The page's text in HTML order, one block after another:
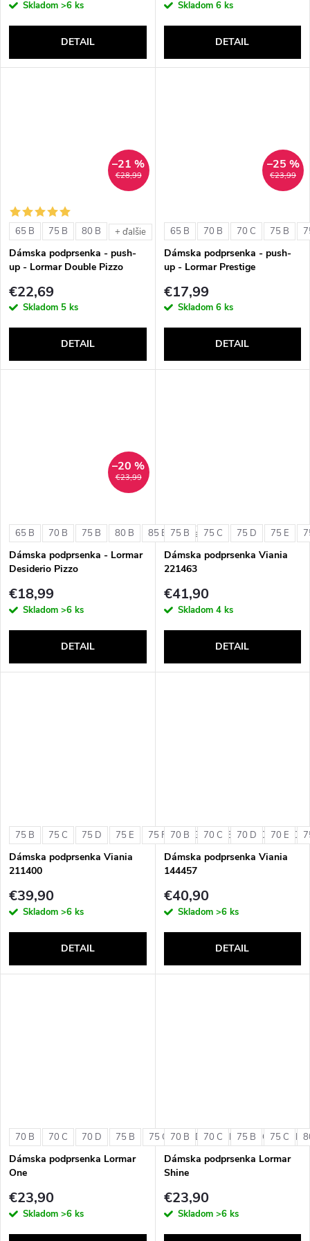
Skladom >6 ks
DETAIL
Skladom 6 ks
DETAIL
€28,99
–21 %
65 B 75 B 80 B + ďalšie
Dámska podprsenka - push-
up - Lormar Double Pizzo
€22,69
Skladom 5 ks
DETAIL
€23,99
–25 %
65 B 70 B 70 C 75 B
Dámska podprsenka - push-
up - Lormar Prestige
€17,99
Skladom 6 ks
DETAIL
€23,99
–20 %
65 B 70 B 75 B 80 B 85 B + ďalšie
Dámska podprsenka - Lormar
Desiderio Pizzo
€18,99
Skladom >6 ks
DETAIL
75 B 75 C 75 D 75 E
Dámska podprsenka Viania
221463
€41,90
Skladom 4 ks
DETAIL
75 B 75 C 75 D 75 E 75 F 75 G 80 B 80 C 80 D
Dámska podprsenka Viania
211400
€39,90
Skladom >6 ks
DETAIL
70 B 70 C 70 D 70 E
Dámska podprsenka Viania
144457
€40,90
Skladom >6 ks
DETAIL
70 B 70 C 70 D 75 B 75 C 75 D 80 B 80 C 80 D
Dámska podprsenka Lormar
One
€23,90
Skladom >6 ks
70 B 70 C 75 B 75 C
Dámska podprsenka Lormar
Shine
€23,90
Skladom >6 ks